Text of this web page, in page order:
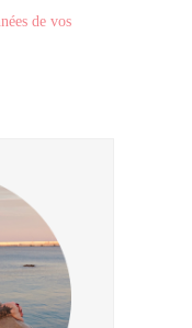
de vos